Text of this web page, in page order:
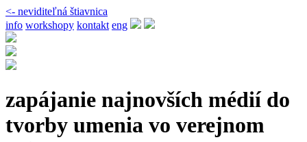
<- neviditeľná štiavnica
info workshopy kontakt eng
zapájanie najnovších médií do
tvorby umenia vo verejnom